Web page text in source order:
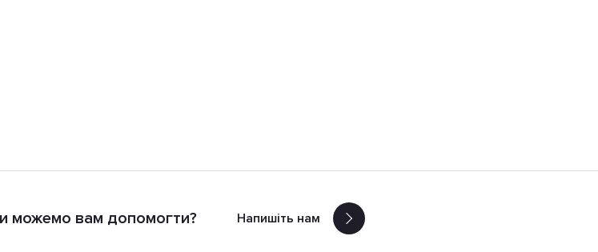
можемо вам допомогти? Напишіть нам